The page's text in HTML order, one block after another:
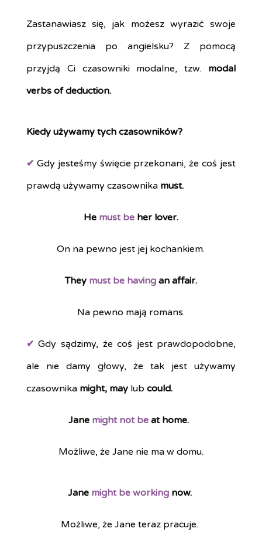
Zastanawiasz się, jak możesz wyrazić swoje
przypuszczenia po angielsku? Z pomocą
przyjdą Ci czasowniki modalne, tzw. modal
verbs of deduction.
Kiedy używamy tych czasowników?
✔ Gdy jesteśmy święcie przekonani, że coś jest
prawdą używamy czasownika must.
He must beher lover.
On na pewno jest jej kochankiem.
They must be havingan affair.
Na pewno mają romans.
✔ Gdy sądzimy, że coś jest prawdopodobne,
ale nie damy głowy, że tak jest używamy
czasownika might, may lub could.
Jane might not beat home.
Możliwe, że Jane nie ma w domu.
Jane might be working now.
Możliwe, że Jane teraz pracuje.